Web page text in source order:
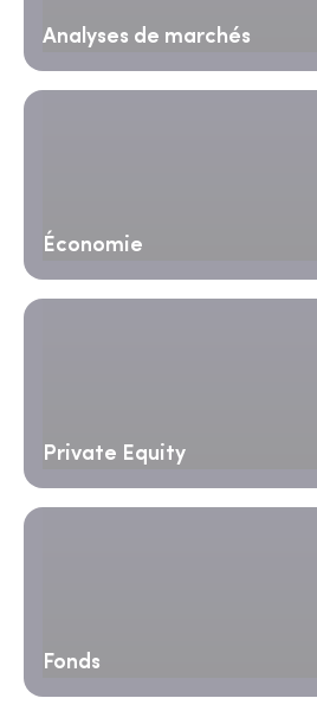
Analyses de marchés
Économie
Private Equity
Fonds